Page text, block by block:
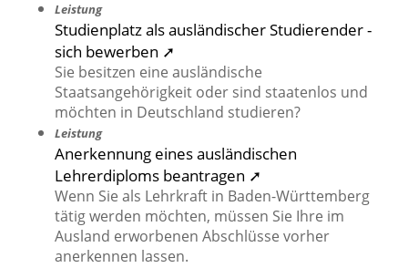
Leistung
Studienplatz als ausländischer Studierender -
sich bewerben ➚
Sie besitzen eine ausländische
Staatsangehörigkeit oder sind staatenlos und
möchten in Deutschland studieren?
Leistung
Anerkennung eines ausländischen
Lehrerdiploms beantragen ➚
Wenn Sie als Lehrkraft in Baden-Württemberg
tätig werden möchten, müssen Sie Ihre im
Ausland erworbenen Abschlüsse vorher
anerkennen lassen.